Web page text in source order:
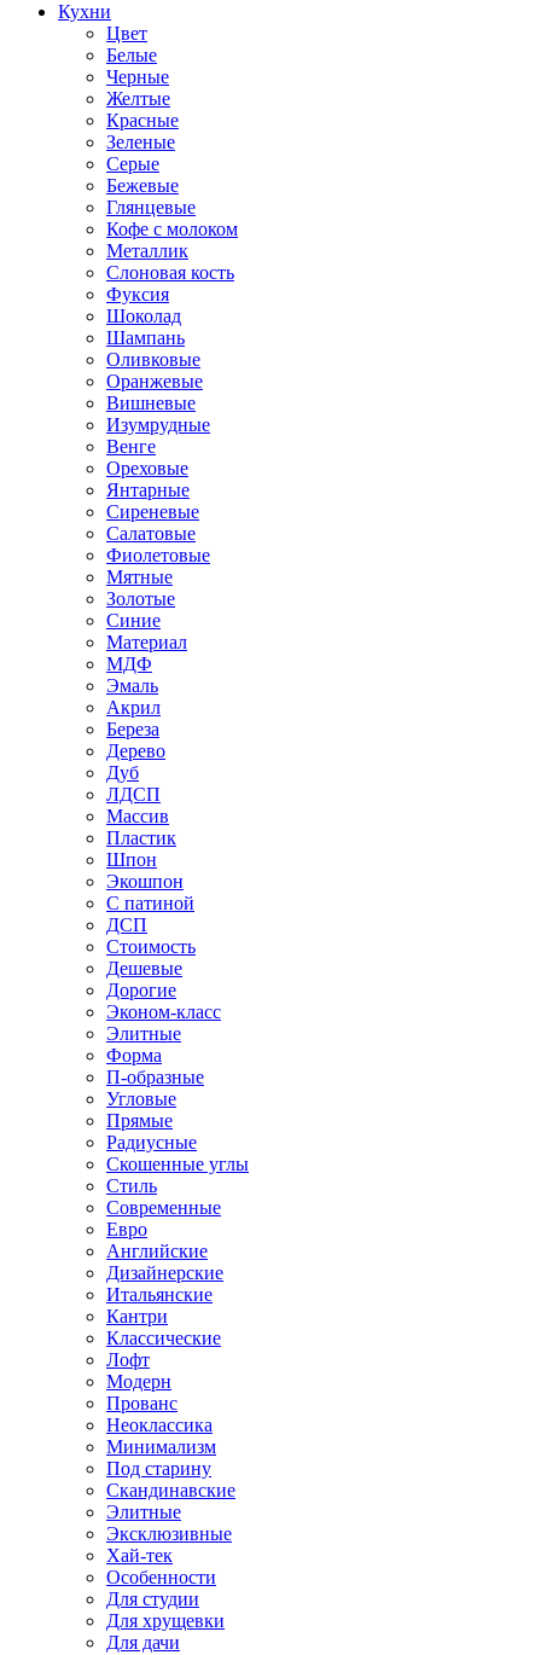
Кухни
Цвет
Белые
Черные
Желтые
Красные
Зеленые
Серые
Бежевые
Глянцевые
Кофе с молоком
Металлик
Слоновая кость
Фуксия
Шоколад
Шампань
Оливковые
Оранжевые
Вишневые
Изумрудные
Венге
Ореховые
Янтарные
Сиреневые
Салатовые
Фиолетовые
Мятные
Золотые
Синие
Материал
МДФ
Эмаль
Акрил
Береза
Дерево
Дуб
ЛДСП
Массив
Пластик
Шпон
Экошпон
С патиной
ДСП
Стоимость
Дешевые
Дорогие
Эконом-класс
Элитные
Форма
П-образные
Угловые
Прямые
Радиусные
Скошенные углы
Стиль
Современные
Евро
Английские
Дизайнерские
Итальянские
Кантри
Классические
Лофт
Модерн
Прованс
Неоклассика
Минимализм
Под старину
Скандинавские
Элитные
Эксклюзивные
Хай-тек
Особенности
Для студии
Для хрущевки
Для дачи